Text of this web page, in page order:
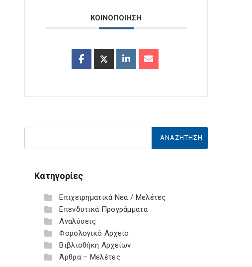
ΚΟΙΝΟΠΟΙΗΣΗ
Κατηγορίες
Επιχειρηματικά Νέα / Μελέτες
Επενδυτικά Προγράμματα
Αναλύσεις
Φορολογικό Αρχείο
Βιβλιοθήκη Αρχείων
Άρθρα – Μελέτες